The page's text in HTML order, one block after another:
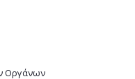
Οργάνων